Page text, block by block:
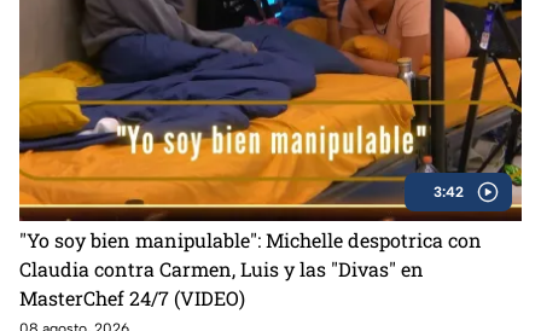
3:42
"Yo soy bien manipulable": Michelle despotrica con
Claudia contra Carmen, Luis y las "Divas" en
MasterChef 24/7 (VIDEO)